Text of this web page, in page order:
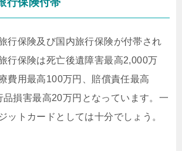
行保険付帯
行保険及び国内旅行保険が付帯され
行保険は死亡後遺障害最高2,000万
費用最高100万円、賠償責任最高
品損害最高20万円となっています。一
ットカードとしては十分でしょう。